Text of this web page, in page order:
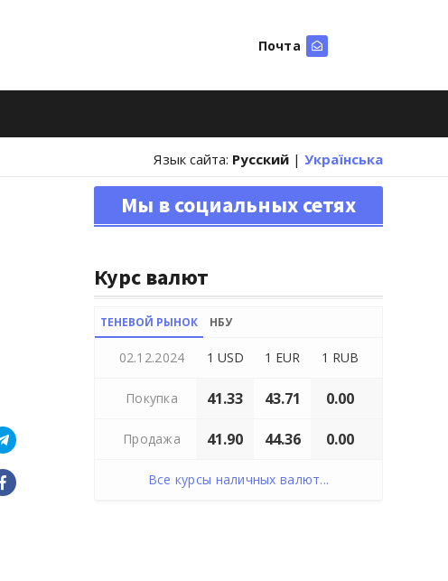
Почта
Язык сайта: Русский | Українська
Мы в социальных сетях
Курс валют
ТЕНЕВОЙ РЫНОК НБУ
02.12.2024 1 USD 1 EUR 1 RUB
Покупка 41.33 43.71 0.00
Продажа 41.90 44.36 0.00
Все курсы наличных валют...